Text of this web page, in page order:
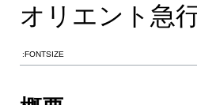
オリエント急
:FONTSIZE